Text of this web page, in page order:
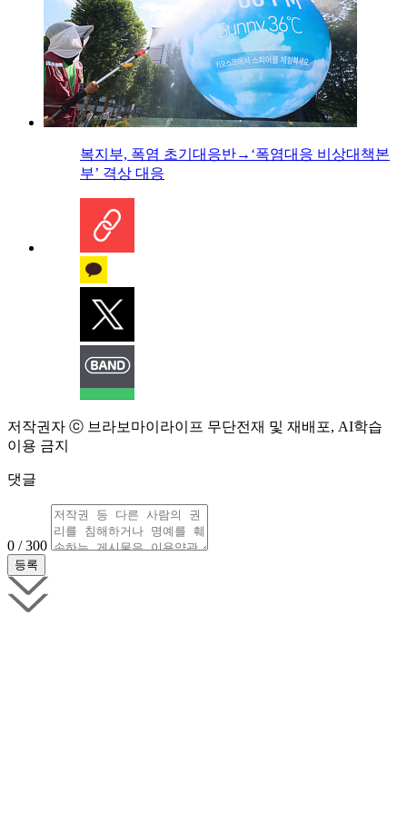
복지부, 폭염 초기대응반→‘폭염대응 비상대책본
부’ 격상 대응
저작권자 ⓒ 브라보마이라이프 무단전재 및 재배포, AI학습
이용 금지
댓글
0 / 300